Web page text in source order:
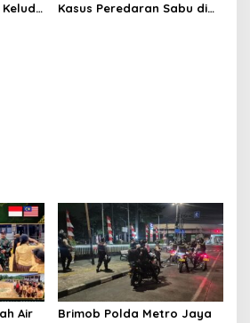
Kasus Peredaran Sabu di
Air
Brimob Polda Metro Jaya